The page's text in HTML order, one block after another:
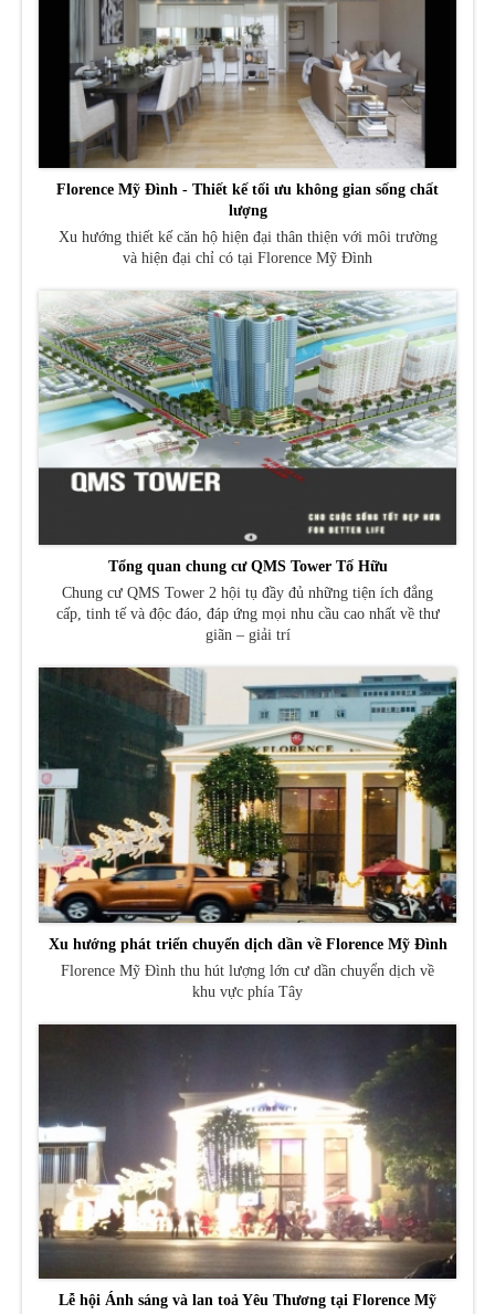
Florence Mỹ Đình - Thiết kế tối ưu không gian sống chất
lượng
Xu hướng thiết kế căn hộ hiện đại thân thiện với môi trường
và hiện đại chỉ có tại Florence Mỹ Đình
Tổng quan chung cư QMS Tower Tố Hữu
Chung cư QMS Tower 2 hội tụ đầy đủ những tiện ích đẳng
cấp, tinh tế và độc đáo, đáp ứng mọi nhu cầu cao nhất về thư
giãn – giải trí
Xu hướng phát triển chuyển dịch dần về Florence Mỹ Đình
Florence Mỹ Đình thu hút lượng lớn cư dần chuyển dịch về
khu vực phía Tây
Lễ hội Ánh sáng và lan toả Yêu Thương tại Florence Mỹ